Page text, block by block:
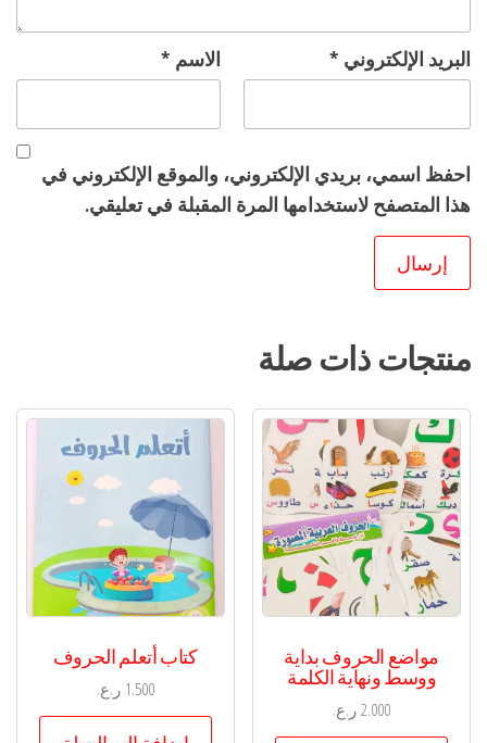
الاسم * البريد الإلكتروني *
احفظ اسمي، بريدي الإلكتروني، والموقع الإلكتروني في
هذا المتصفح لاستخدامها المرة المقبلة في تعليقي.
منتجات ذات صلة
مواضع الحروف بداية
ووسط ونهاية الكلمة
2.000ر.ع.
كتاب أتعلم الحروف
1.500 ر.ع.